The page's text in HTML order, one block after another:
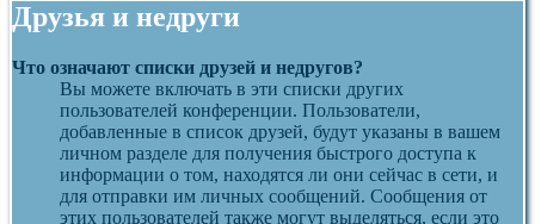
Друзья и недруги
Что означают списки друзей и недругов?
Вы можете включать в эти списки других
пользователей конференции. Пользователи,
добавленные в список друзей, будут указаны в вашем
личном разделе для получения быстрого доступа к
информации о том, находятся ли они сейчас в сети, и
для отправки им личных сообщений. Сообщения от
этих пользователей также могут выделяться, если это